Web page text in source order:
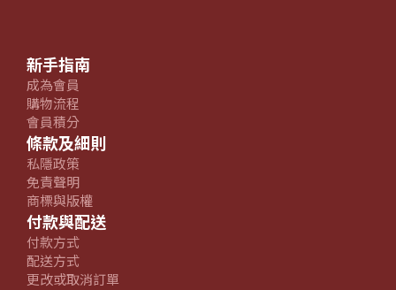
新手指南
成為會員
購物流程
會員積分
條款及細則
私隱政策
免責聲明
商標與版權
付款與配送
付款方式
配送方式
更改或取消訂單